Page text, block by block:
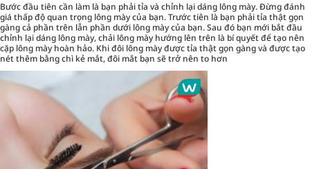
Bước đầu tiên cần làm là bạn phải tỉa và chỉnh lại dáng lông mày. Đừng đánh
giá thấp độ quan trọng lông mày của bạn. Trước tiên là bạn phải tỉa thật gọn
gàng cả phần trên lẫn phần dưới lông mày của bạn. Sau đó bạn mới bắt đầu
chỉnh lại dáng lông mày, chải lông mày hướng lên trên là bí quyết để tạo nên
cặp lông mày hoàn hảo. Khi đôi lông mày được tỉa thật gọn gàng và được tạo
nét thêm bằng chì kẻ mắt, đôi mắt bạn sẽ trở nên to hơn